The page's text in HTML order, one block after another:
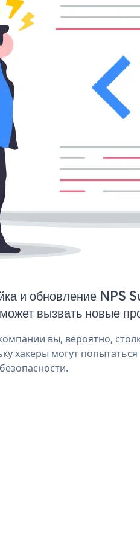
и обновление NPS
вызвать новые
вы, вероятно,
хакеры могут